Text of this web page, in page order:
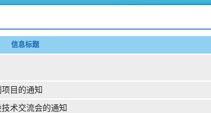
信息标题
目的通知
术交流会的通知